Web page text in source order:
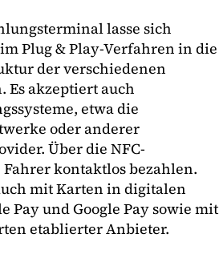
lasse sich
Plug & Play-Verfahren in die
der verschiedenen
akzeptiert auch
etwa die
oder anderer
Über die NFC-
kontaktlos bezahlen.
mit Karten in digitalen
Pay und Google Pay sowie mit
etablierter Anbieter.